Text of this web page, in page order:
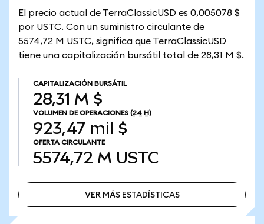
El precio actual de TerraClassicUSD es 0,005078 $
por USTC. Con un suministro circulante de
5574,72 M USTC, significa que TerraClassicUSD
tiene una capitalización bursátil total de 28,31 M $.
CAPITALIZACIÓN BURSÁTIL
28,31 M $
VOLUMEN DE OPERACIONES (24 H)
923,47 mil $
OFERTA CIRCULANTE
5574,72 M USTC
VER MÁS ESTADÍSTICAS